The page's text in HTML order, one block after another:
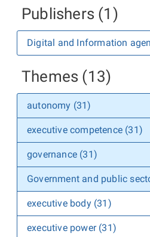
Publishers (1)
Digital and Information
Themes (13)
autonomy (31)
executive competence (31)
governance (31)
Government and public
executive body (31)
executive power (31)